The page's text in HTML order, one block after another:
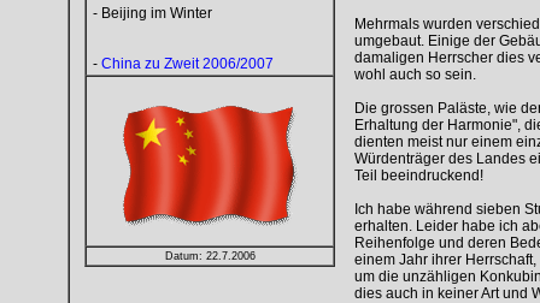
- Beijing im Winter
- China zu Zweit 2006/2007
Datum: 22.7.2006
Mehrmals wurden
umgebaut. Einige der
damaligen Herrscher dies
wohl auch so sein.
Die grossen Paläste, wie
Erhaltung der Harmonie",
dienten meist nur einem
Würdenträger des Landes
Teil beeindruckend!
Ich habe während sieben
erhalten. Leider habe ich
Reihenfolge und deren
einem Jahr ihrer
um die unzähligen
dies auch in keiner Art und